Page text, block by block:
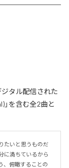
ジタル配信された
」を含む全2曲と
たいと思うものだ
に満ちているから
、俯瞰することの